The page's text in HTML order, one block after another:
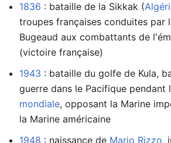
1836 : bataille de la Sikkak (
troupes françaises conduites par
Bugeaud aux combattants de
(victoire française)
1943 : bataille du golfe de Kula,
guerre dans le Pacifique pendant
mondiale, opposant la Marine
la Marine américaine
1948 : naissance de Mario Rizzo,